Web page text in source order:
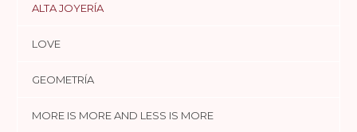
ALTA JOYERÍA
LOVE
GEOMETRÍA
MORE IS MORE AND LESS IS MORE